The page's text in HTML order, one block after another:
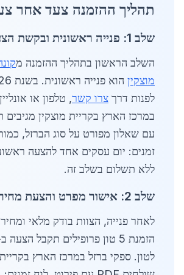
תהליך ההזמנה צעד אחר
שלב 1: פנייה ראשונית ובקשת הצעה
השלב הראשון בתהליך ההזמנה מ
מוצקין
לפנות דרך צרו קשר, טלפון או
עם שאלון מפורט על סוג הברזל,
זמנים: יום עסקים אחד להצעה
ללא תשלום בשלב זה.
שלב 2: אישור מפרט והצעת מחיר סופית
לאחר פנייה, הצוות בודק מלאי
לטון. ספקי ברזל במרכז הארץ